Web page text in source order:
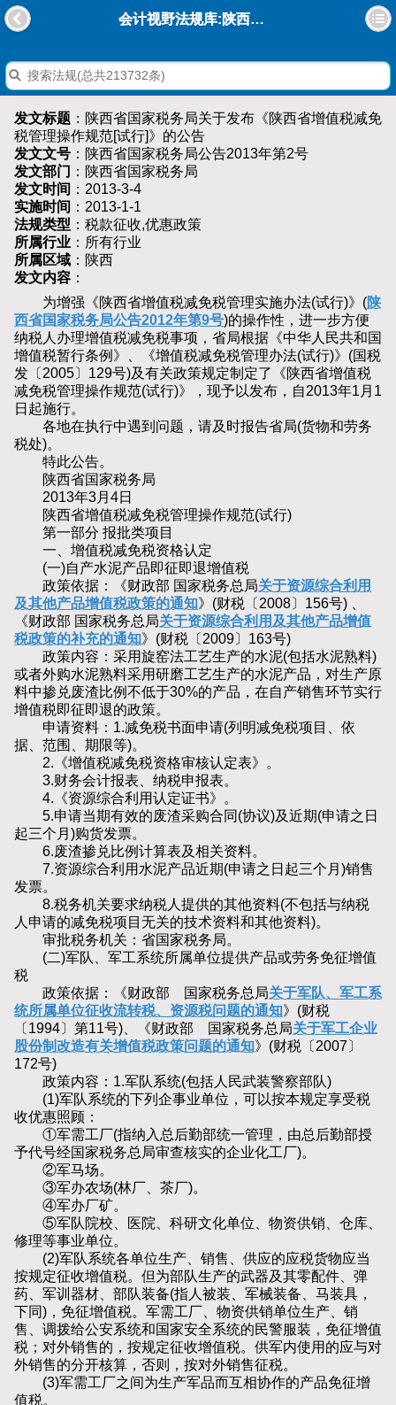
会计视野法规库:陕西省国家税务局关于发布《陕西省增值税减免税管理操作规范[试行]》的公告
发文标题 ：陕西省国家税务局关于发布《陕西省增值税减免
税管理操作规范[试行]》的公告
发文文号 ：陕西省国家税务局公告2013年第2号
发文部门 ：陕西省国家税务局
发文时间 ：2013-3-4
实施时间 ：2013-1-1
法规类型 ：税款征收,优惠政策
所属行业 ：所有行业
所属区域 ：陕西
发文内容 ：
为增强《陕西省增值税减免税管理实施办法(试行)》(陕
西省国家税务局公告2012年第9号)的操作性，进一步方便
纳税人办理增值税减免税事项，省局根据《中华人民共和国
增值税暂行条例》、《增值税减免税管理办法(试行)》(国税
发〔2005〕129号)及有关政策规定制定了《陕西省增值税
减免税管理操作规范(试行)》，现予以发布，自2013年1月1
日起施行。
各地在执行中遇到问题，请及时报告省局(货物和劳务
税处)。
特此公告。
陕西省国家税务局
2013年3月4日
陕西省增值税减免税管理操作规范(试行)
第一部分 报批类项目
一、增值税减免税资格认定
(一)自产水泥产品即征即退增值税
政策依据：《财政部 国家税务总局关于资源综合利用
及其他产品增值税政策的通知》(财税〔2008〕156号) 、
《财政部 国家税务总局关于资源综合利用及其他产品增值
税政策的补充的通知》(财税〔2009〕163号)
政策内容：采用旋窑法工艺生产的水泥(包括水泥熟料)
或者外购水泥熟料采用研磨工艺生产的水泥产品，对生产原
料中掺兑废渣比例不低于30%的产品，在自产销售环节实行
增值税即征即退的政策。
申请资料：1.减免税书面申请(列明减免税项目、依
据、范围、期限等)。
2.《增值税减免税资格审核认定表》。
3.财务会计报表、纳税申报表。
4.《资源综合利用认定证书》。
5.申请当期有效的废渣采购合同(协议)及近期(申请之日
起三个月)购货发票。
6.废渣掺兑比例计算表及相关资料。
7.资源综合利用水泥产品近期(申请之日起三个月)销售
发票。
8.税务机关要求纳税人提供的其他资料(不包括与纳税
人申请的减免税项目无关的技术资料和其他资料)。
审批税务机关：省国家税务局。
(二)军队、军工系统所属单位提供产品或劳务免征增值
税
政策依据：《财政部 国家税务总局关于军队、军工系
统所属单位征收流转税、资源税问题的通知》(财税
〔1994〕第11号)、《财政部 国家税务总局关于军工企业
股份制改造有关增值税政策问题的通知》(财税〔2007〕
172号)
政策内容：1.军队系统(包括人民武装警察部队)
(1)军队系统的下列企事业单位，可以按本规定享受税
收优惠照顾：
①军需工厂(指纳入总后勤部统一管理，由总后勤部授
予代号经国家税务总局审查核实的企业化工厂)。
②军马场。
③军办农场(林厂、茶厂)。
④军办厂矿。
⑤军队院校、医院、科研文化单位、物资供销、仓库、
修理等事业单位。
(2)军队系统各单位生产、销售、供应的应税货物应当
按规定征收增值税。但为部队生产的武器及其零配件、弹
药、军训器材、部队装备(指人被装、军械装备、马装具，
下同)，免征增值税。军需工厂、物资供销单位生产、销
售、调拨给公安系统和国家安全系统的民警服装，免征增值
税；对外销售的，按规定征收增值税。供军内使用的应与对
外销售的分开核算，否则，按对外销售征税。
(3)军需工厂之间为生产军品而互相协作的产品免征增
值税。